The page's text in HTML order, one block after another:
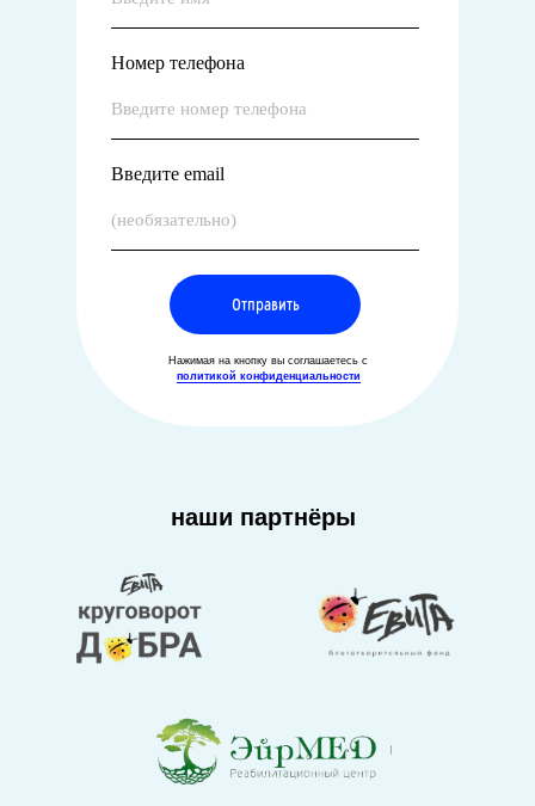
Нажимая на кнопку вы соглашаетесь с
политикой конфиденциальности
Номер телефона
Введите email
Отправить
наши партнёры